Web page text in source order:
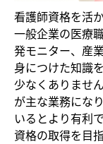
看護師資格を活
一般企業の医療
発モニター、産
身につけた知識
少なくありませ
が主な業務にな
いるとより有利
資格の取得を目